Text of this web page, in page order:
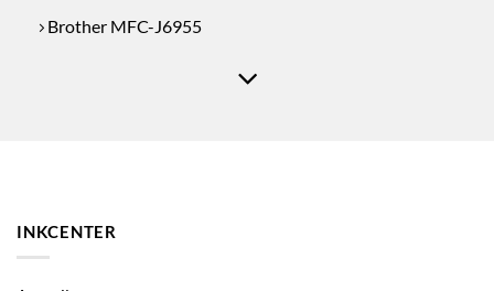
Brother MFC-J6955
INKCENTER